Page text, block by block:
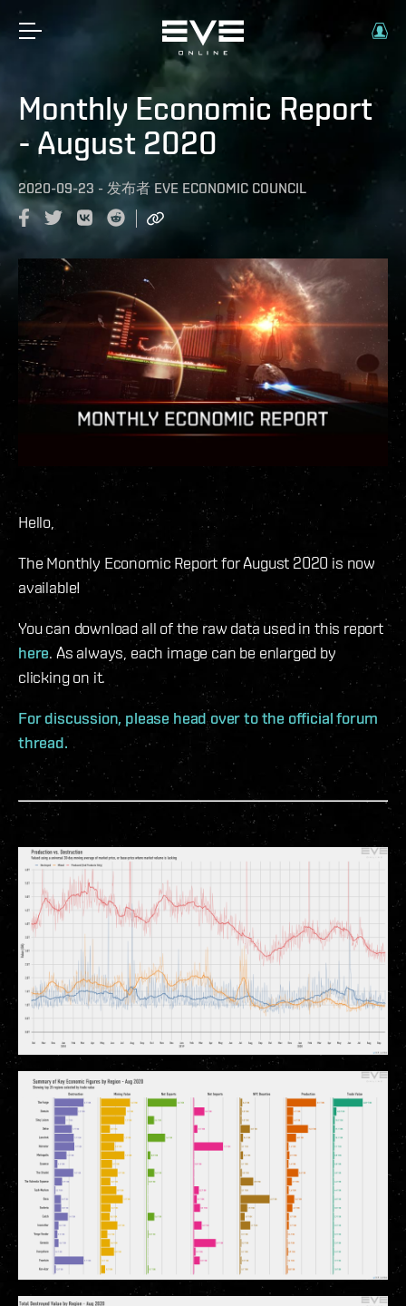
Monthly Economic Report
- August 2020
2020-09-23 - 发布者 EVE ECONOMIC COUNCIL
Hello,
The Monthly Economic Report for August 2020 is now
available!
You can download all of the raw data used in this report
here. As always, each image can be enlarged by
clicking on it.
For discussion, please head over to the official forum
thread.